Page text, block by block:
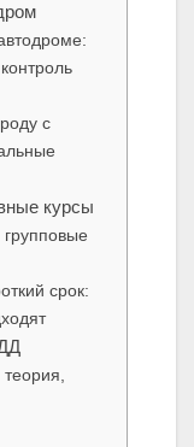
с
курсы
срок:
теория,